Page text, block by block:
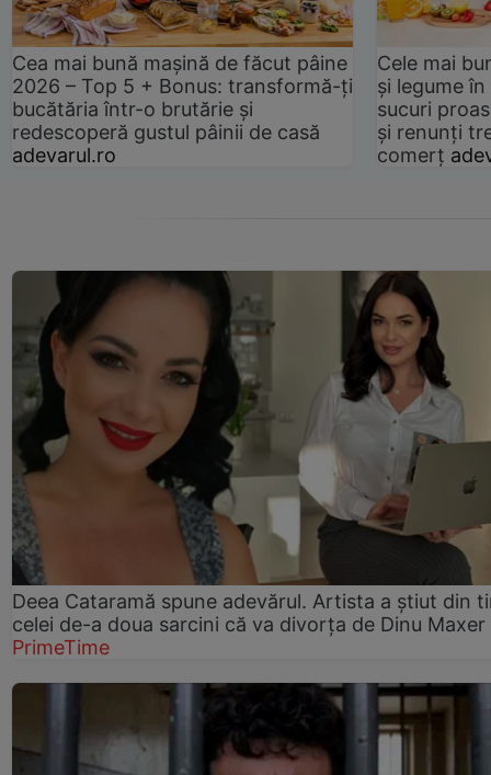
Cea mai bună mașină de făcut pâine
2026 – Top 5 + Bonus: transformă-ți
bucătăria într-o brutărie și
redescoperă gustul pâinii de casă
adevarul.ro
Cele mai
și legume
sucuri
și renunți
comerț
Deea Cataramă spune adevărul. Artista a știut din
celei de-a doua sarcini că va divorța de Dinu Maxer
PrimeTime